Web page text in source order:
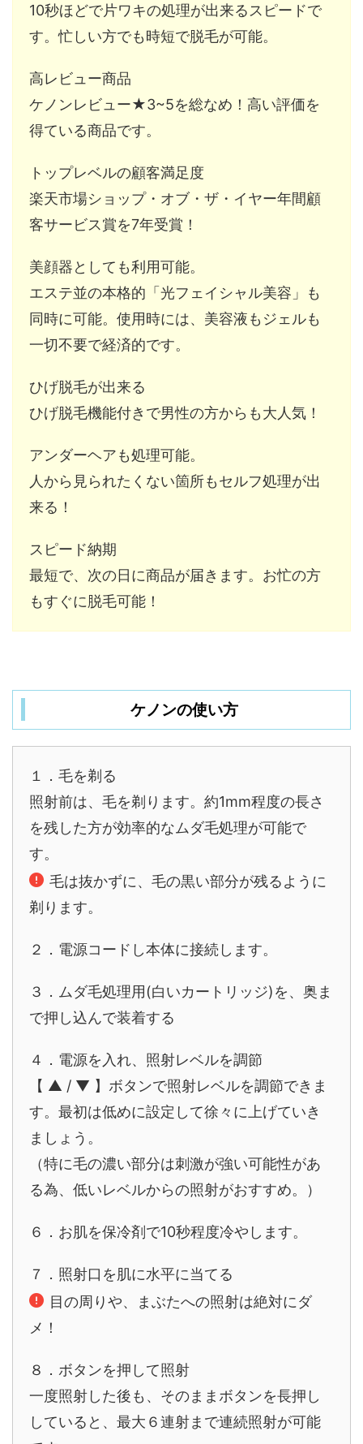
10秒ほどで片ワキの処理が出来るスピードで
す。忙しい方でも時短で脱毛が可能。
高レビュー商品
ケノンレビュー★3~5を総なめ！高い評価を
得ている商品です。
トップレベルの顧客満足度
楽天市場ショップ・オブ・ザ・イヤー年間顧
客サービス賞を7年受賞！
美顔器としても利用可能。
エステ並の本格的「光フェイシャル美容」も
同時に可能。使用時には、美容液もジェルも
一切不要で経済的です。
ひげ脱毛が出来る
ひげ脱毛機能付きで男性の方からも大人気！
アンダーヘアも処理可能。
人から見られたくない箇所もセルフ処理が出
来る！
スピード納期
最短で、次の日に商品が届きます。お忙の方
もすぐに脱毛可能！
ケノンの使い方
１．毛を剃る
照射前は、毛を剃ります。約1mm程度の長さ
を残した方が効率的なムダ毛処理が可能で
す。
毛は抜かずに、毛の黒い部分が残るように
剃ります。
２．電源コードし本体に接続します。
３．ムダ毛処理用(白いカートリッジ)を、奥ま
で押し込んで装着する
４．電源を入れ、照射レベルを調節
【 ▲ / ▼ 】ボタンで照射レベルを調節できま
す。最初は低めに設定して徐々に上げていき
ましょう。
（特に毛の濃い部分は刺激が強い可能性があ
る為、低いレベルからの照射がおすすめ。）
６．お肌を保冷剤で10秒程度冷やします。
７．照射口を肌に水平に当てる
目の周りや、まぶたへの照射は絶対にダ
メ！
８．ボタンを押して照射
一度照射した後も、そのままボタンを長押し
していると、最大６連射まで連続照射が可能